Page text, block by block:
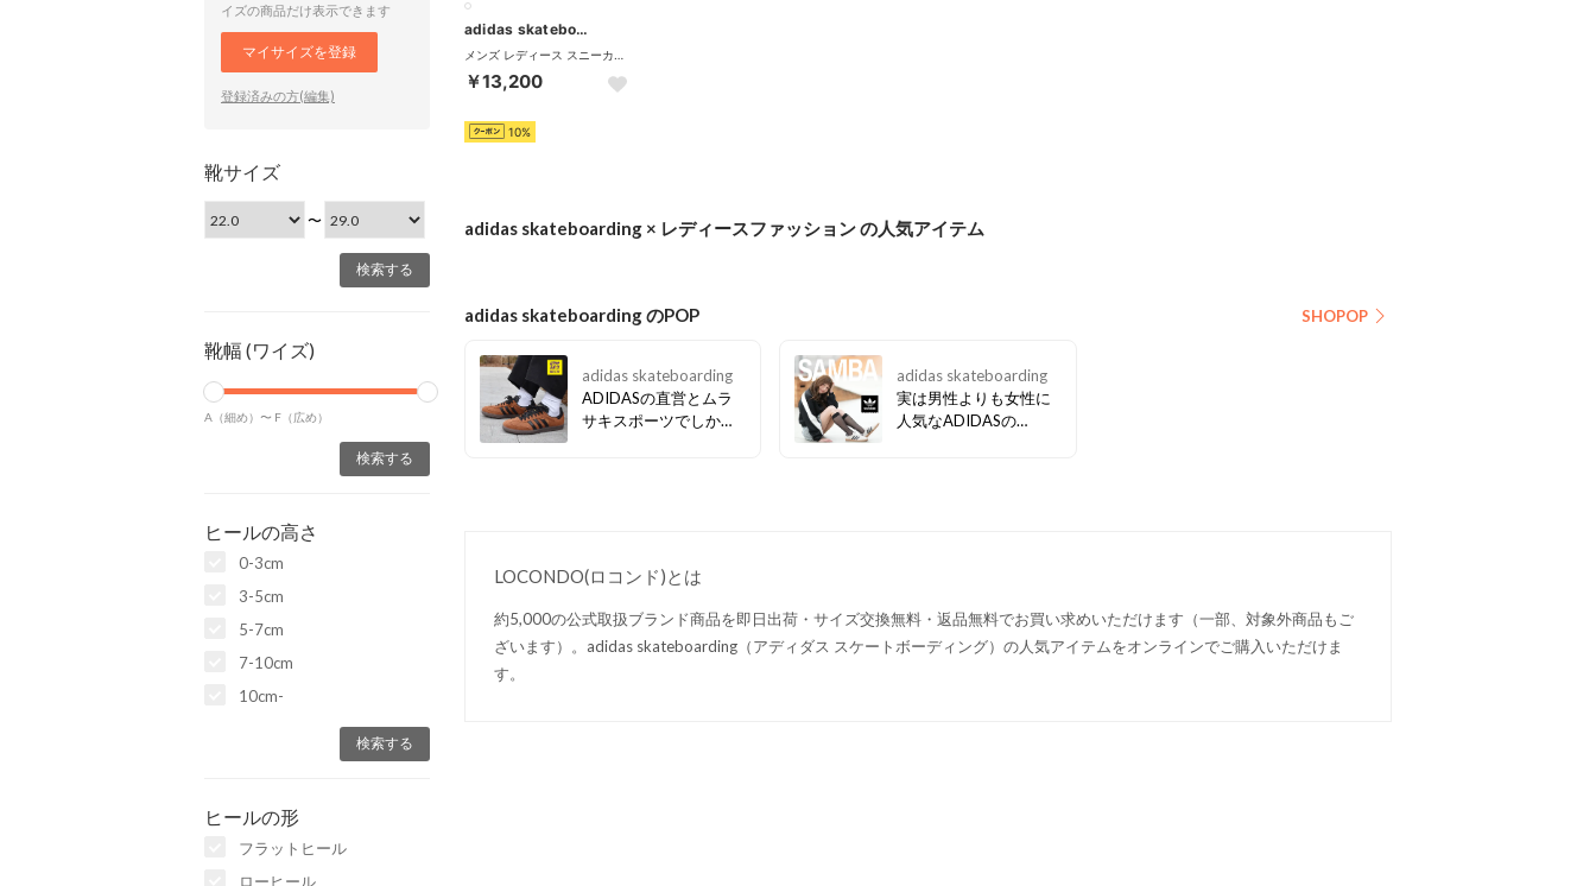
イズの商品だけ表示できます
マイサイズを登録
登録済みの方(編集)
靴サイズ
〜
靴幅 (ワイズ)
A（細め）〜 F（広め）
ヒールの高さ
0-3cm
3-5cm
5-7cm
7-10cm
10cm-
ヒールの形
フラットヒール
ローヒール
adidas skateboarding
￥13,200
10%
adidas skateboarding × レディースファッション の人気アイテム
adidas skateboarding のPOP SHOPOP
adidas skateboarding
ADIDASの直営とムラ
サキスポーツでしか買
になる方はお早めに。
adidas skateboarding
実は男性よりも女性に
人気なADIDASの
なのでかなりオススメ
です。
LOCONDO(ロコンド)とは
約5,000の公式取扱ブランド商品を即日出荷・サイズ交換無料・返品無料でお買い求めいただけます（一部、対象外商品もご
ざいます）。adidas skateboarding（アディダス スケートボーディング）の人気アイテムをオンラインでご購入いただけま
す。